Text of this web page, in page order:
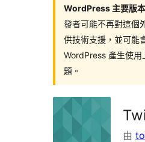
WordPress 主要版
發者可能不再對這個
供技術支援，並可能
WordPress 產生使用
題。
由